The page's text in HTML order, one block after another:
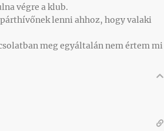
végre a klub.
lenni ahhoz, hogy valaki
meg egyáltalán nem értem mi